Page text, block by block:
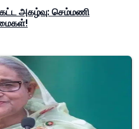
அகழ்வு: செம்மணி